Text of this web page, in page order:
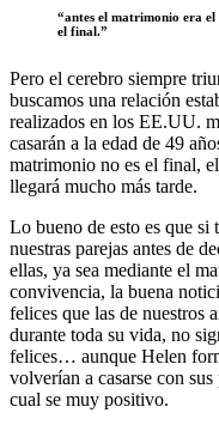
“antes el matrimonio era
el final.”
Pero el cerebro siempre
buscamos una relación
realizados en los EE.UU.
casarán a la edad de 49
matrimonio no es el final,
llegará mucho más tarde.
Lo bueno de esto es que si
nuestras parejas antes de
ellas, ya sea mediante el
convivencia, la buena
felices que las de nuestros
durante toda su vida, no
felices… aunque Helen
volverían a casarse con
cual se muy positivo.